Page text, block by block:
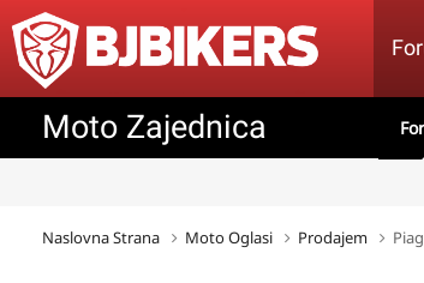
Moto Zajednica
Naslovna Strana Moto Oglasi Prodajem